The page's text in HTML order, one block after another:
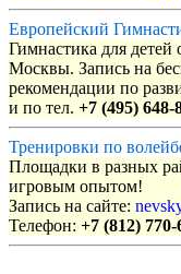
Европейский
Гимнастика для
Москвы. Запись на
рекомендации по
и по тел. +7 (495) 648-
Тренировки по
Площадки в разных
игровым опытом!
Запись на сайте:
Телефон: +7 (812) 770-